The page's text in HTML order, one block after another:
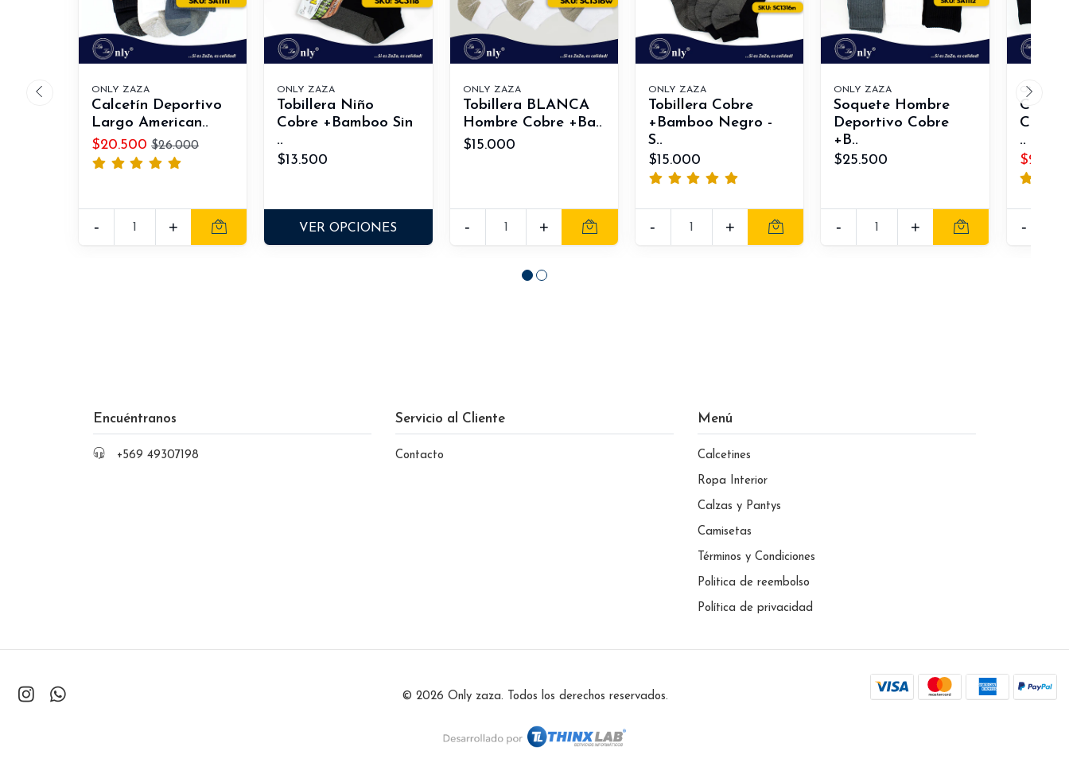
ONLY ZAZA
Calcetín Deportivo
Largo American..
$20.500 $26.000
- +
ONLY ZAZA
Tobillera Niño
Cobre +Bamboo Sin
..
$13.500
VER OPCIONES
ONLY ZAZA
Tobillera BLANCA
Hombre Cobre +Ba..
$15.000
- +
ONLY ZAZA
Tobillera Cobre
+Bamboo Negro -
S..
$15.000
- +
ONLY ZAZA
Soquete Hombre
Deportivo Cobre
+B..
$25.500
- +
ONLY
Cobre
..
-
Encuéntranos
+569 49307198
Servicio al Cliente
Contacto
Menú
Calcetines
Ropa Interior
Calzas y Pantys
Camisetas
Términos y Condiciones
Politica de reembolso
Política de privacidad
© 2026 Only zaza. Todos los derechos reservados.